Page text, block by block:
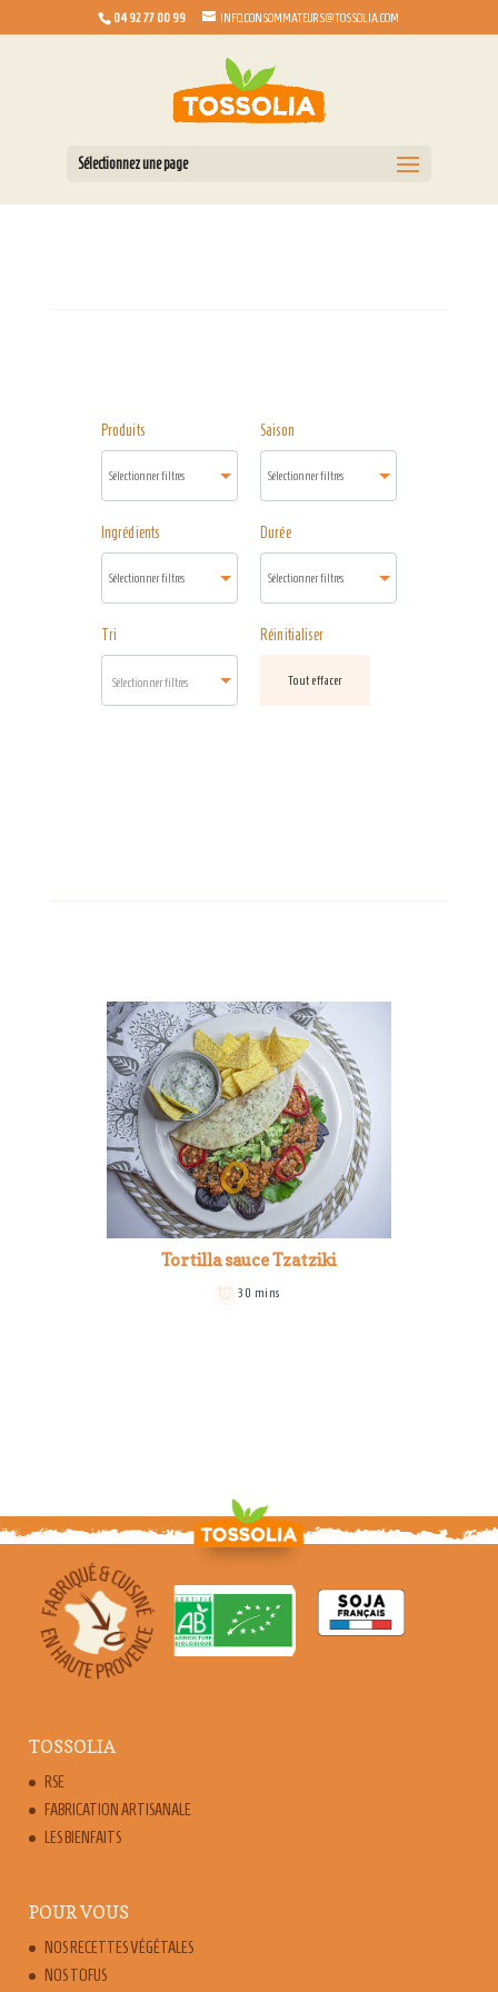
04 92 77 00 99 INFO.CONSOMMATEURS@TOSSOLIA.COM
Sélectionnez une page
Produits Saison
Ingrédients Durée
Tri
Sélectionner filtres
Réinitialiser
Tout effacer
Tortilla sauce Tzatziki
30 mins
TOSSOLIA
RSE
FABRICATION ARTISANALE
LES BIENFAITS
POUR VOUS
NOS RECETTES VÉGÉTALES
NOS TOFUS